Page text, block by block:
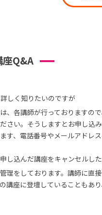
座Q&A
しく知りたいのですが
、各講師が行っておりますの
さい。そうしますとお申し込
す、電話番号やメールアドレ
し込んだ講座をキャンセルし
理をしております。講師に直
講座に登壇していることもあ